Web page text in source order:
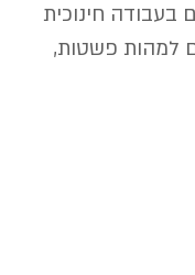
בעבודה חינוכית
למהות פשטות,